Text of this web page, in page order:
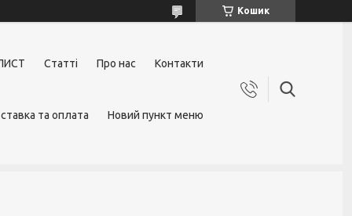
Кошик
Статті Про нас Контакти
та оплата Новий пункт меню